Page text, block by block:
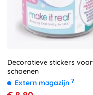
Decoratieve stickers voor
schoenen
Extern magazijn ?